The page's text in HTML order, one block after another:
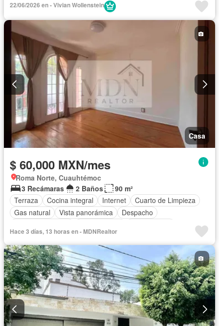
22/06/2026 en - Vivian Wollenstein
Casa
$ 60,000 MXN/mes
Roma Norte, Cuauhtémoc
3 Recámaras
2 Baños
90 m²
Terraza
Cocina integral Internet
Cuarto de Limpieza
Gas natural
Vista panorámica
Despacho
Hace 3 días, 13 horas en - MDNRealtor